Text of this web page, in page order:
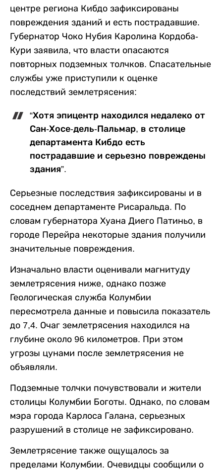
центре региона Кибдо зафиксированы
повреждения зданий и есть пострадавшие.
Губернатор Чоко Нубия Каролина Кордоба-
Кури заявила, что власти опасаются
повторных подземных толчков. Спасательные
службы уже приступили к оценке
последствий землетрясения:
“Хотя эпицентр находился недалеко от
Сан-Хосе-дель-Пальмар, в столице
департамента Кибдо есть
пострадавшие и серьезно повреждены
здания”.
Серьезные последствия зафиксированы и в
соседнем департаменте Рисаральда. По
словам губернатора Хуана Диего Патиньо, в
городе Перейра некоторые здания получили
значительные повреждения.
Изначально власти оценивали магнитуду
землетрясения ниже, однако позже
Геологическая служба Колумбии
пересмотрела данные и повысила показатель
до 7,4. Очаг землетрясения находился на
глубине около 96 километров. При этом
угрозы цунами после землетрясения не
объявляли.
Подземные толчки почувствовали и жители
столицы Колумбии Боготы. Однако, по словам
мэра города Карлоса Галана, серьезных
разрушений в столице не зафиксировано.
Землетрясение также ощущалось за
пределами Колумбии. Очевидцы сообщили о